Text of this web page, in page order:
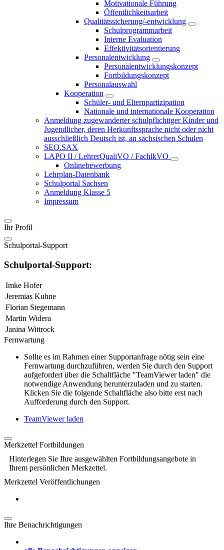
Motivationale Führung
Öffentlichkeitsarbeit
Qualitätssicherung/-entwicklung
Schulprogrammarbeit
Interne Evaluation
Effektivitätsorientierung
Personalentwicklung
Personalentwicklungskonzept
Fortbildungskonzept
Personalauswahl
Kooperation
Schüler- und Elternpartizipation
Nationale und internationale Kooperation
Anmeldung zugewanderter schulpflichtiger Kinder und
Jugendlicher, deren Herkunftssprache nicht oder nicht
ausschließlich Deutsch ist, an sächsischen Schulen
SEO.SAX
LAPO II / LehrerQualiVO / FachlkVO
Onlinebewerbung
Lehrplan-Datenbank
Schulportal Sachsen
Anmeldung Klasse 5
Impressum
Ihr Profil
Schulportal-Support
Schulportal-Support:
Imke Hofer
Jeremias Kuhne
Florian Stegemann
Martin Widera
Janina Wittrock
Fernwartung
Sollte es im Rahmen einer Supportanfrage nötig sein eine
Fernwartung durchzuführen, werden Sie durch den Support
aufgefordert über die Schaltfläche "TeamViewer laden" die
notwendige Anwendung herunterzuladen und zu starten.
Klicken Sie die folgende Schaltfläche also bitte erst nach
Aufforderung durch den Support.
TeamViewer laden
Merkzettel Fortbildungen
Hinterlegen Sie Ihre ausgewählten Fortbildungsangebote in
Ihrem persönlichen Merkzettel.
Merkzettel Veröffentlichungen
Ihre Benachrichtigungen